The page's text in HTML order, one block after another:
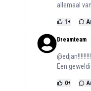
allemaal
1 +
Dreamteam
Een
0+